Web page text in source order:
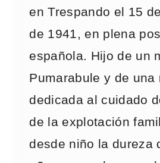
en Trespando el 15
de 1941, en plena
española. Hijo de un
Pumarabule y de una
dedicada al cuidado
de la explotación
desde niño la dureza